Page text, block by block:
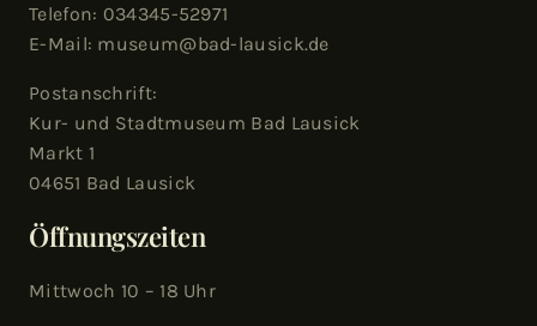
Telefon: 034345-52971
E-Mail: museum@bad-lausick.de
Postanschrift:
Kur- und Stadtmuseum Bad Lausick
Markt 1
04651 Bad Lausick
Öffnungszeiten
Mittwoch 10 – 18 Uhr